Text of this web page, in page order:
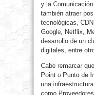
y la
también atraer
tecnológicas,
Google, Netflix,
desarrollo de un
digitales, entre
Cabe remarcar
Point o Punto de
una
como